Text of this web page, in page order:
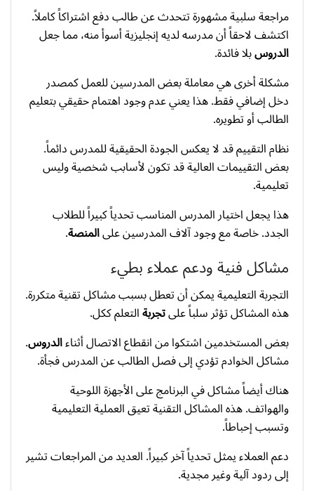
مراجعة سلبية مشهورة تتحدث عن طالب دفع اشتراكاً كاملاً.
اكتشف لاحقاً أن مدرسه لديه إنجليزية أسوأ منه، مما جعل
الدروسبلا فائدة.
مشكلة أخرى هي معاملة بعض المدرسين للعمل كمصدر
دخل إضافي فقط. هذا يعني عدم وجود اهتمام حقيقي بتعليم
الطالب أو تطويره.
نظام التقييم قد لا يعكس الجودة الحقيقية للمدرس دائماً.
بعض التقييمات العالية قد تكون لأسابب شخصية وليس
تعليمية.
هذا يجعل اختيار المدرس المناسب تحدياً كبيراً للطلاب
الجدد. خاصة مع وجود آلاف المدرسين علىالمنصة.
مشاكل فنية ودعم عملاء بطيء
التجربة التعليمية يمكن أن تعطل بسبب مشاكل تقنية متكررة.
هذه المشاكل تؤثر سلباً علىتجربةالتعلم ككل.
بعض المستخدمين اشتكوا من انقطاع الاتصال أثناءالدروس.
مشاكل الخوادم تؤدي إلى فصل الطالب عن المدرس فجأة.
هناك أيضاً مشاكل في البرنامج على الأجهزة اللوحية
والهواتف. هذه المشاكل التقنية تعيق العملية التعليمية
وتسبب إحباطاً.
دعم العملاء يمثل تحدياً آخر كبيراً. العديد من المراجعات تشير
إلى ردود آلية وغير مجدية.